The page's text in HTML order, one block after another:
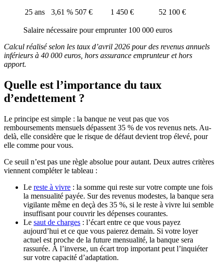
25 ans 3,61 % 507 € 1 450 € 52 100 €
Salaire nécessaire pour emprunter 100 000 euros
Calcul réalisé selon les taux d’avril 2026 pour des revenus annuels
inférieurs à 40 000 euros, hors assurance emprunteur et hors
apport.
Quelle est l’importance du taux
d’endettement ?
Le principe est simple : la banque ne veut pas que vos
remboursements mensuels dépassent 35 % de vos revenus nets. Au-
delà, elle considère que le risque de défaut devient trop élevé, pour
elle comme pour vous.
Ce seuil n’est pas une règle absolue pour autant. Deux autres critères
viennent compléter le tableau :
Le reste à vivre : la somme qui reste sur votre compte une fois
la mensualité payée. Sur des revenus modestes, la banque sera
vigilante même en deçà des 35 %, si le reste à vivre lui semble
insuffisant pour couvrir les dépenses courantes.
Le saut de charges : l’écart entre ce que vous payez
aujourd’hui et ce que vous paierez demain. Si votre loyer
actuel est proche de la future mensualité, la banque sera
rassurée. À l’inverse, un écart trop important peut l’inquiéter
sur votre capacité d’adaptation.